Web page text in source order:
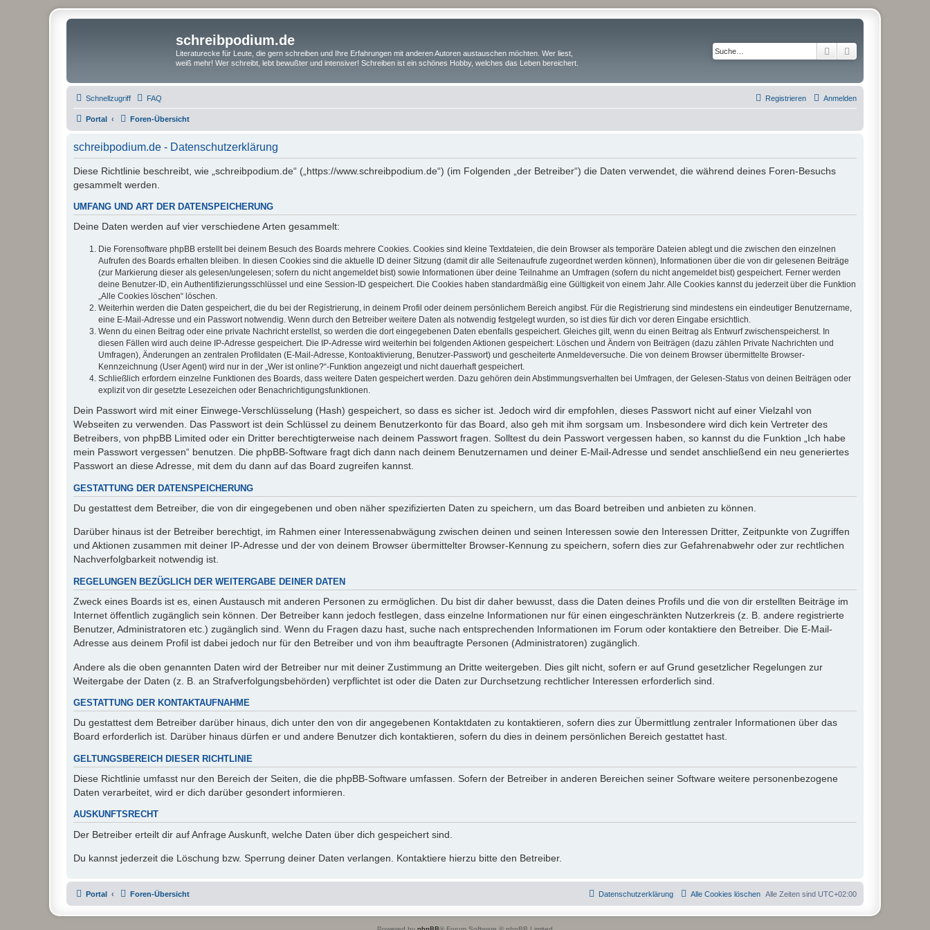
schreibpodium.de
Literaturecke für Leute, die gern schreiben und Ihre Erfahrungen mit anderen Autoren austauschen möchten. Wer liest,
weiß mehr! Wer schreibt, lebt bewußter und intensiver! Schreiben ist ein schönes Hobby, welches das Leben bereichert.
Suche
Schnellzugriff FAQ Anmelden
Registrieren
Portal Foren-Übersicht
schreibpodium.de - Datenschutzerklärung
Diese Richtlinie beschreibt, wie „schreibpodium.de“ („https://www.schreibpodium.de“) (im Folgenden „der Betreiber“) die Daten verwendet, die während deines Foren-Besuchs
gesammelt werden.
UMFANG UND ART DER DATENSPEICHERUNG
Deine Daten werden auf vier verschiedene Arten gesammelt:
Die Forensoftware phpBB erstellt bei deinem Besuch des Boards mehrere Cookies. Cookies sind kleine Textdateien, die dein Browser als temporäre Dateien ablegt und die zwischen den einzelnen
Aufrufen des Boards erhalten bleiben. In diesen Cookies sind die aktuelle ID deiner Sitzung (damit dir alle Seitenaufrufe zugeordnet werden können), Informationen über die von dir gelesenen Beiträge
(zur Markierung dieser als gelesen/ungelesen; sofern du nicht angemeldet bist) sowie Informationen über deine Teilnahme an Umfragen (sofern du nicht angemeldet bist) gespeichert. Ferner werden
deine Benutzer-ID, ein Authentifizierungsschlüssel und eine Session-ID gespeichert. Die Cookies haben standardmäßig eine Gültigkeit von einem Jahr. Alle Cookies kannst du jederzeit über die Funktion
„Alle Cookies löschen“ löschen.
Weiterhin werden die Daten gespeichert, die du bei der Registrierung, in deinem Profil oder deinem persönlichem Bereich angibst. Für die Registrierung sind mindestens ein eindeutiger Benutzername,
eine E-Mail-Adresse und ein Passwort notwendig. Wenn durch den Betreiber weitere Daten als notwendig festgelegt wurden, so ist dies für dich vor deren Eingabe ersichtlich.
Wenn du einen Beitrag oder eine private Nachricht erstellst, so werden die dort eingegebenen Daten ebenfalls gespeichert. Gleiches gilt, wenn du einen Beitrag als Entwurf zwischenspeicherst. In
diesen Fällen wird auch deine IP-Adresse gespeichert. Die IP-Adresse wird weiterhin bei folgenden Aktionen gespeichert: Löschen und Ändern von Beiträgen (dazu zählen Private Nachrichten und
Umfragen), Änderungen an zentralen Profildaten (E-Mail-Adresse, Kontoaktivierung, Benutzer-Passwort) und gescheiterte Anmeldeversuche. Die von deinem Browser übermittelte Browser-
Kennzeichnung (User Agent) wird nur in der „Wer ist online?“-Funktion angezeigt und nicht dauerhaft gespeichert.
Schließlich erfordern einzelne Funktionen des Boards, dass weitere Daten gespeichert werden. Dazu gehören dein Abstimmungsverhalten bei Umfragen, der Gelesen-Status von deinen Beiträgen oder
explizit von dir gesetzte Lesezeichen oder Benachrichtigungsfunktionen.
Dein Passwort wird mit einer Einwege-Verschlüsselung (Hash) gespeichert, so dass es sicher ist. Jedoch wird dir empfohlen, dieses Passwort nicht auf einer Vielzahl von
Webseiten zu verwenden. Das Passwort ist dein Schlüssel zu deinem Benutzerkonto für das Board, also geh mit ihm sorgsam um. Insbesondere wird dich kein Vertreter des
Betreibers, von phpBB Limited oder ein Dritter berechtigterweise nach deinem Passwort fragen. Solltest du dein Passwort vergessen haben, so kannst du die Funktion „Ich habe
mein Passwort vergessen“ benutzen. Die phpBB-Software fragt dich dann nach deinem Benutzernamen und deiner E-Mail-Adresse und sendet anschließend ein neu generiertes
Passwort an diese Adresse, mit dem du dann auf das Board zugreifen kannst.
GESTATTUNG DER DATENSPEICHERUNG
Du gestattest dem Betreiber, die von dir eingegebenen und oben näher spezifizierten Daten zu speichern, um das Board betreiben und anbieten zu können.
Darüber hinaus ist der Betreiber berechtigt, im Rahmen einer Interessenabwägung zwischen deinen und seinen Interessen sowie den Interessen Dritter, Zeitpunkte von Zugriffen
und Aktionen zusammen mit deiner IP-Adresse und der von deinem Browser übermittelter Browser-Kennung zu speichern, sofern dies zur Gefahrenabwehr oder zur rechtlichen
Nachverfolgbarkeit notwendig ist.
REGELUNGEN BEZÜGLICH DER WEITERGABE DEINER DATEN
Zweck eines Boards ist es, einen Austausch mit anderen Personen zu ermöglichen. Du bist dir daher bewusst, dass die Daten deines Profils und die von dir erstellten Beiträge im
Internet öffentlich zugänglich sein können. Der Betreiber kann jedoch festlegen, dass einzelne Informationen nur für einen eingeschränkten Nutzerkreis (z. B. andere registrierte
Benutzer, Administratoren etc.) zugänglich sind. Wenn du Fragen dazu hast, suche nach entsprechenden Informationen im Forum oder kontaktiere den Betreiber. Die E-Mail-
Adresse aus deinem Profil ist dabei jedoch nur für den Betreiber und von ihm beauftragte Personen (Administratoren) zugänglich.
Andere als die oben genannten Daten wird der Betreiber nur mit deiner Zustimmung an Dritte weitergeben. Dies gilt nicht, sofern er auf Grund gesetzlicher Regelungen zur
Weitergabe der Daten (z. B. an Strafverfolgungsbehörden) verpflichtet ist oder die Daten zur Durchsetzung rechtlicher Interessen erforderlich sind.
GESTATTUNG DER KONTAKTAUFNAHME
Du gestattest dem Betreiber darüber hinaus, dich unter den von dir angegebenen Kontaktdaten zu kontaktieren, sofern dies zur Übermittlung zentraler Informationen über das
Board erforderlich ist. Darüber hinaus dürfen er und andere Benutzer dich kontaktieren, sofern du dies in deinem persönlichen Bereich gestattet hast.
GELTUNGSBEREICH DIESER RICHTLINIE
Diese Richtlinie umfasst nur den Bereich der Seiten, die die phpBB-Software umfassen. Sofern der Betreiber in anderen Bereichen seiner Software weitere personenbezogene
Daten verarbeitet, wird er dich darüber gesondert informieren.
AUSKUNFTSRECHT
Der Betreiber erteilt dir auf Anfrage Auskunft, welche Daten über dich gespeichert sind.
Du kannst jederzeit die Löschung bzw. Sperrung deiner Daten verlangen. Kontaktiere hierzu bitte den Betreiber.
Portal Foren-Übersicht Alle Zeiten sind UTC+02:00
Alle Cookies löschen
Datenschutzerklärung